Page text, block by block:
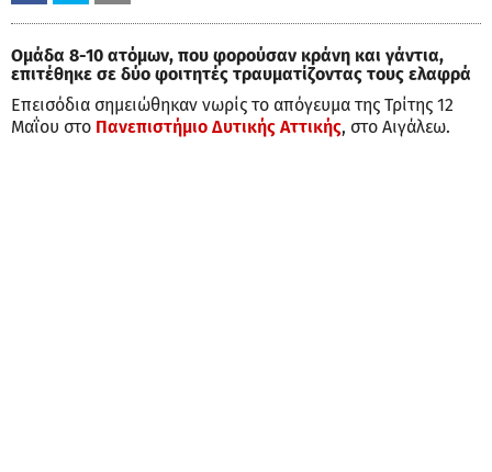
Oμάδα 8-10 ατόμων, που φορούσαν κράνη και γάντια,
επιτέθηκε σε δύο φοιτητές τραυματίζοντας τους ελαφρά
Επεισόδια σημειώθηκαν νωρίς το απόγευμα της Τρίτης 12
Μαΐου στο Πανεπιστήμιο Δυτικής Αττικής, στο Αιγάλεω.